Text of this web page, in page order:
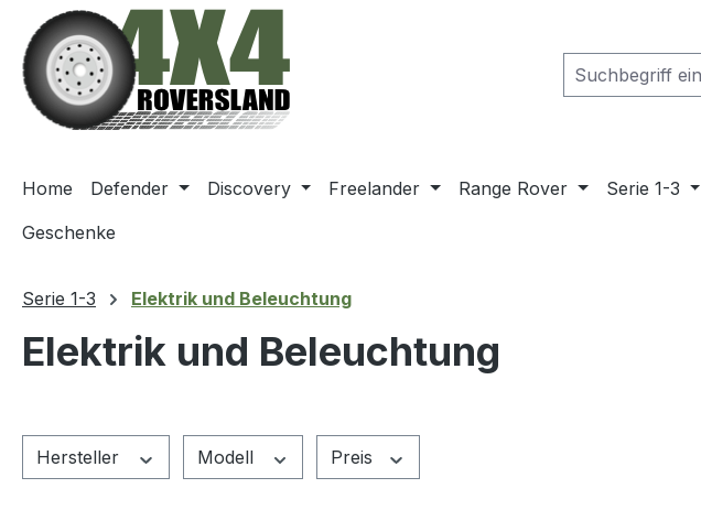
Hauptinhalt springen
Zur Suche springen
Zur Hauptnavigation springen
Home Defender Discovery Freelander Range Rover Serie 1-3
Geschenke
Serie 1-3 Elektrik und Beleuchtung
Elektrik und Beleuchtung
Hersteller Modell Preis